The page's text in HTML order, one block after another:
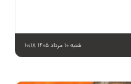
شنبه 10 مرداد 1405 10:18